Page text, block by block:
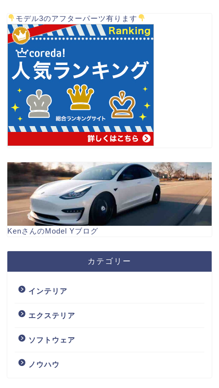
モデル3のアフターパーツ有ります
KenさんのModel Yブログ
カテゴリー
インテリア
エクステリア
ソフトウェア
ノウハウ